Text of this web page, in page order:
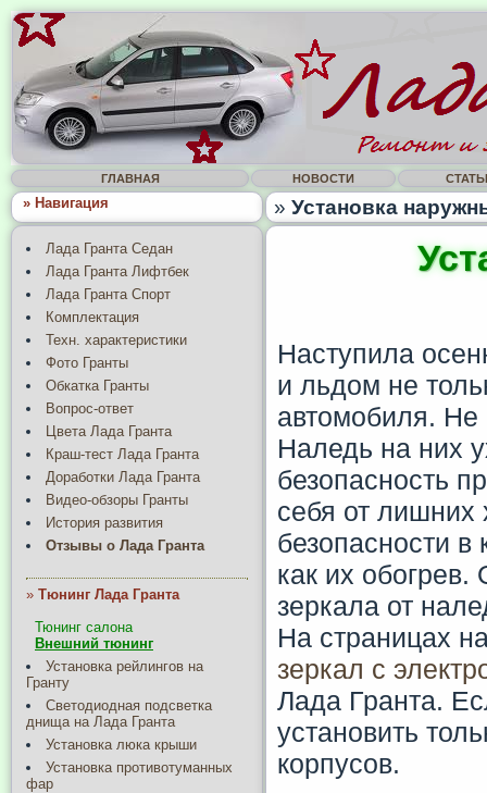
ГЛАВНАЯ НОВОСТИ
» Навигация » Установка
Лада Гранта Седан
Лада Гранта Лифтбек
Лада Гранта Спорт
Комплектация
Техн. характеристики
Фото Гранты
Обкатка Гранты
Вопрос-ответ
Цвета Лада Гранта
Краш-тест Лада Гранта
Доработки Лада Гранта
Видео-обзоры Гранты
История развития
Отзывы о Лада Гранта
» Тюнинг Лада Гранта
Тюнинг салона
Внешний тюнинг
Установка рейлингов на
Гранту
Светодиодная подсветка
днища на Лада Гранта
Установка люка крыши
Установка противотуманных
фар
Наступила
и льдом не
автомобиля. Не
Наледь на них
безопасность
себя от лишних
безопасности
как их обогрев.
зеркала от
На страницах
зеркал с
Лада Гранта.
установить
корпусов.